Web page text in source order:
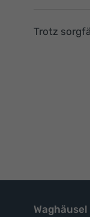
Trotz
Waghäusel